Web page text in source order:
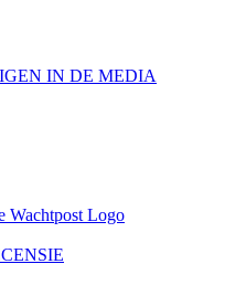
IN DE MEDIA